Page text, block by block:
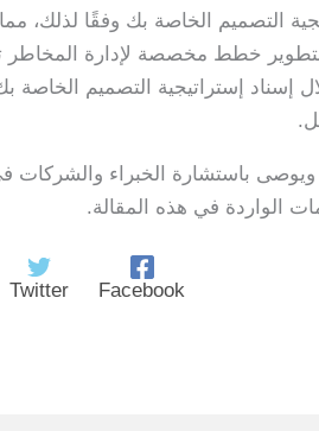
التصميم الخاصة بك وفقًا لذلك،
بتطوير خطط مخصصة لإدارة المخاطر
ويوصى باستشارة الخبراء والشركات
الواردة في هذه المقالة.
Facebook
Twitter